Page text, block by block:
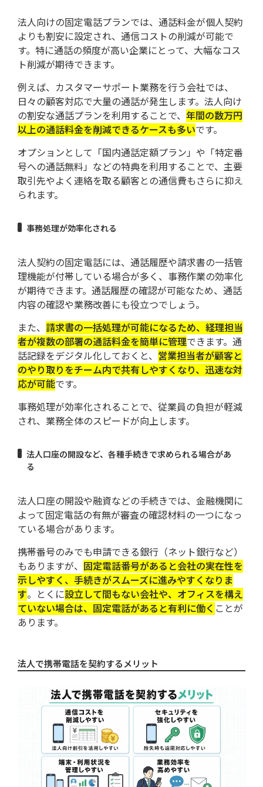
法人向けの固定電話プランでは、通話料金が個人契約
よりも割安に設定され、通信コストの削減が可能で
す。特に通話の頻度が高い企業にとって、大幅なコス
ト削減が期待できます。
例えば、カスタマーサポート業務を行う会社では、
日々の顧客対応で大量の通話が発生します。法人向け
の割安な通話プランを利用することで、 年間の数万円
以上の通話料金を削減できるケースも多いです。
オプションとして「国内通話定額プラン」や「特定番
号への通話無料」などの特典を利用することで、主要
取引先やよく連絡を取る顧客との通信費もさらに抑え
られます。
事務処理が効率化される
法人契約の固定電話には、通話履歴や請求書の一括管
理機能が付帯している場合が多く、事務作業の効率化
が期待できます。通話履歴の確認が可能なため、通話
内容の確認や業務改善にも役立つでしょう。
また、 請求書の一括処理が可能になるため、経理担当
者が複数の部署の通話料金を簡単に管理できます。通
話記録をデジタル化しておくと、 営業担当者が顧客と
のやり取りをチーム内で共有しやすくなり、迅速な対
応が可能です。
事務処理が効率化されることで、従業員の負担が軽減
され、業務全体のスピードが向上します。
法人口座の開設など、各種手続きで求められる場合があ
る
法人口座の開設や融資などの手続きでは、金融機関に
よって固定電話の有無が審査の確認材料の一つになっ
ている場合があります。
携帯番号のみでも申請できる銀行（ネット銀行など）
もありますが、 固定電話番号があると会社の実在性を
示しやすく、手続きがスムーズに進みやすくなりま
す。とくに設立して間もない会社や、オフィスを構え
ていない場合は、固定電話があると有利に働く ことが
あります。
法人で携帯電話を契約するメリット